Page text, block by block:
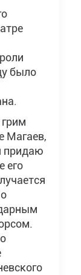
было
Магаев,
придаю
его